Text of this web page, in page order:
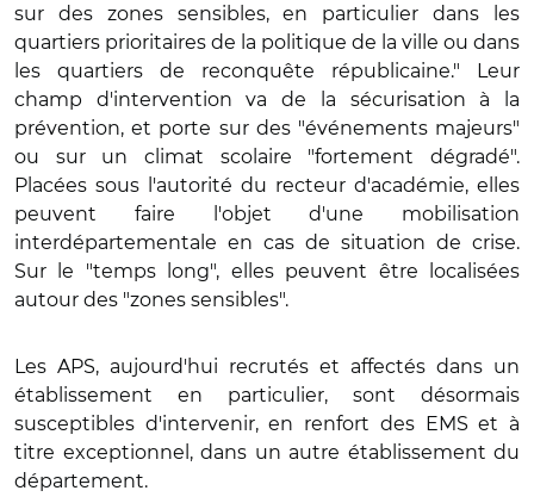
sur des zones sensibles, en particulier dans les
quartiers prioritaires de la politique de la ville ou dans
les quartiers de reconquête républicaine." Leur
champ d'intervention va de la sécurisation à la
prévention, et porte sur des "événements majeurs"
ou sur un climat scolaire "fortement dégradé".
Placées sous l'autorité du recteur d'académie, elles
peuvent faire l'objet d'une mobilisation
interdépartementale en cas de situation de crise.
Sur le "temps long", elles peuvent être localisées
autour des "zones sensibles".
Les APS, aujourd'hui recrutés et affectés dans un
établissement en particulier, sont désormais
susceptibles d'intervenir, en renfort des EMS et à
titre exceptionnel, dans un autre établissement du
département.